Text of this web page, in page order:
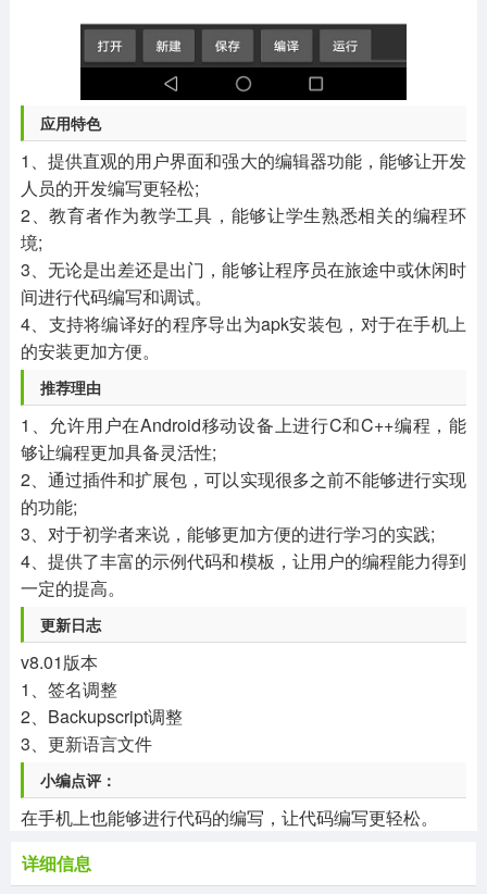
应用特色
1、提供直观的用户界面和强大的编辑器功能，能够让开发
人员的开发编写更轻松;
2、教育者作为教学工具，能够让学生熟悉相关的编程环
境;
3、无论是出差还是出门，能够让程序员在旅途中或休闲时
间进行代码编写和调试。
4、支持将编译好的程序导出为apk安装包，对于在手机上
的安装更加方便。
推荐理由
1、允许用户在Android移动设备上进行C和C++编程，能
够让编程更加具备灵活性;
2、通过插件和扩展包，可以实现很多之前不能够进行实现
的功能;
3、对于初学者来说，能够更加方便的进行学习的实践;
4、提供了丰富的示例代码和模板，让用户的编程能力得到
一定的提高。
更新日志
v8.01版本
1、签名调整
2、Backupscript调整
3、更新语言文件
小编点评：
在手机上也能够进行代码的编写，让代码编写更轻松。
详细信息